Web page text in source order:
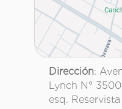
Dirección:
Lynch N°
esq.